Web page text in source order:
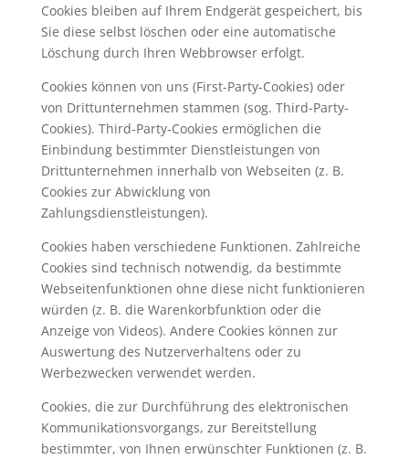
Cookies bleiben auf Ihrem Endgerät gespeichert, bis
Sie diese selbst löschen oder eine automatische
Löschung durch Ihren Webbrowser erfolgt.
Cookies können von uns (First-Party-Cookies) oder
von Drittunternehmen stammen (sog. Third-Party-
Cookies). Third-Party-Cookies ermöglichen die
Einbindung bestimmter Dienstleistungen von
Drittunternehmen innerhalb von Webseiten (z. B.
Cookies zur Abwicklung von
Zahlungsdienstleistungen).
Cookies haben verschiedene Funktionen. Zahlreiche
Cookies sind technisch notwendig, da bestimmte
Webseitenfunktionen ohne diese nicht funktionieren
würden (z. B. die Warenkorbfunktion oder die
Anzeige von Videos). Andere Cookies können zur
Auswertung des Nutzerverhaltens oder zu
Werbezwecken verwendet werden.
Cookies, die zur Durchführung des elektronischen
Kommunikationsvorgangs, zur Bereitstellung
bestimmter, von Ihnen erwünschter Funktionen (z. B.